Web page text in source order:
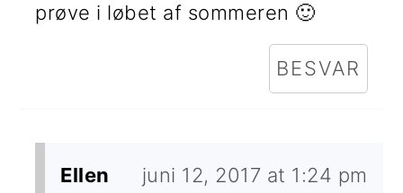
prøve i løbet af sommeren 🙂
BESVAR
Ellen juni 12, 2017 at 1:24 pm